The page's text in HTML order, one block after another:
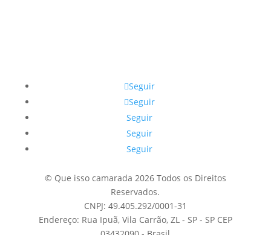
Seguir
Seguir
Seguir
Seguir
Seguir
© Que isso camarada 2026 Todos os Direitos
Reservados.
CNPJ: 49.405.292/0001-31
Endereço: Rua Ipuã, Vila Carrão, ZL - SP - SP CEP